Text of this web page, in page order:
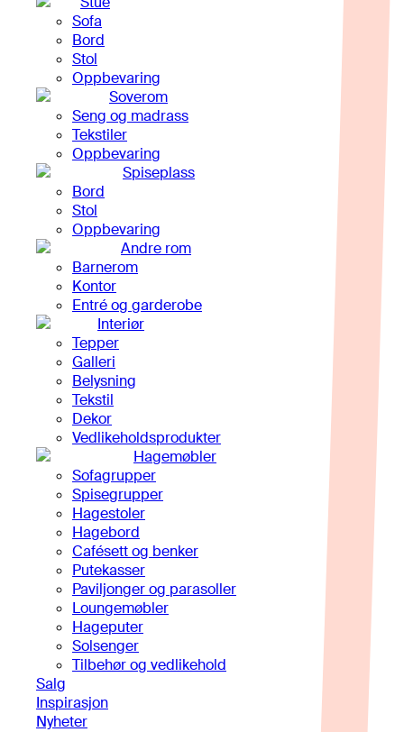
Sofa
Bord
Stol
Oppbevaring
Soverom
Seng og madrass
Tekstiler
Oppbevaring
Spiseplass
Bord
Stol
Oppbevaring
Andre rom
Barnerom
Kontor
Entré og garderobe
Interiør
Tepper
Galleri
Belysning
Tekstil
Dekor
Vedlikeholdsprodukter
Hagemøbler
Sofagrupper
Spisegrupper
Hagestoler
Hagebord
Cafésett og benker
Putekasser
Paviljonger og parasoller
Loungemøbler
Hageputer
Solsenger
Tilbehør og vedlikehold
Salg
Inspirasjon
Nyheter